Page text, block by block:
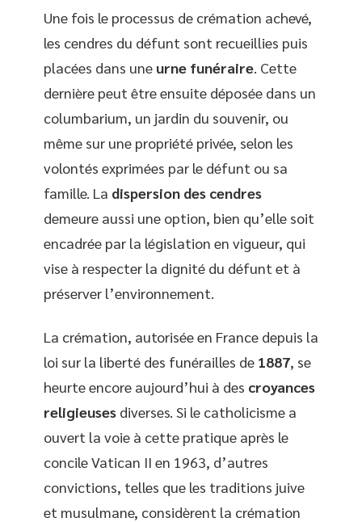
Une fois le processus de crémation achevé,
les cendres du défunt sont recueillies puis
placées dans une urne funéraire. Cette
dernière peut être ensuite déposée dans un
columbarium, un jardin du souvenir, ou
même sur une propriété privée, selon les
volontés exprimées par le défunt ou sa
famille. La dispersion des cendres
demeure aussi une option, bien qu’elle soit
encadrée par la législation en vigueur, qui
vise à respecter la dignité du défunt et à
préserver l’environnement.
La crémation, autorisée en France depuis la
loi sur la liberté des funérailles de 1887, se
heurte encore aujourd’hui à des croyances
religieuses diverses. Si le catholicisme a
ouvert la voie à cette pratique après le
concile Vatican II en 1963, d’autres
convictions, telles que les traditions juive
et musulmane, considèrent la crémation